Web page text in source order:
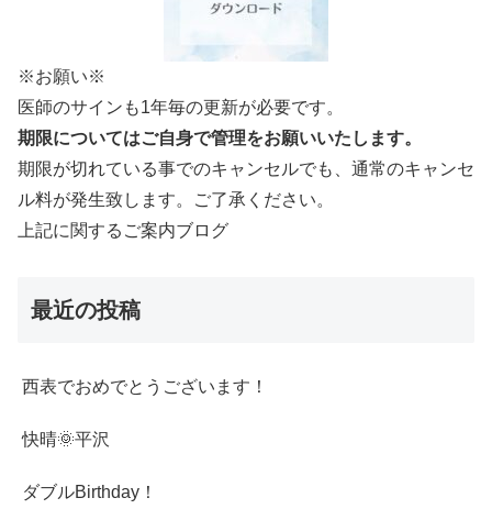
※お願い※
医師のサインも1年毎の更新が必要です。
期限についてはご自身で管理をお願いいたします。
期限が切れている事でのキャンセルでも、通常のキャンセ
ル料が発生致します。ご了承ください。
上記に関するご案内ブログ
最近の投稿
西表でおめでとうございます！
快晴🌞平沢
ダブルBirthday！